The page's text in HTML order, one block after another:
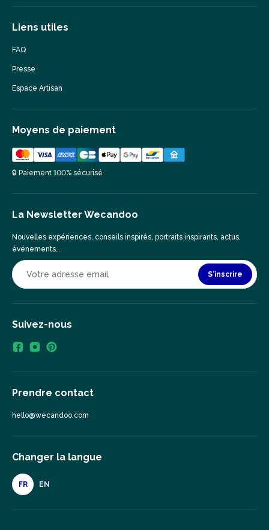
Liens utiles
FAQ
Presse
Espace Artisan
Moyens de paiement
🔒 Paiement 100% sécurisé
La Newsletter Wecandoo
Nouvelles expériences, conseils inspirés, portraits inspirants, actus,
événements…
S'inscrire
Suivez-nous
Prendre contact
hello@wecandoo.com
Changer la langue
FR EN